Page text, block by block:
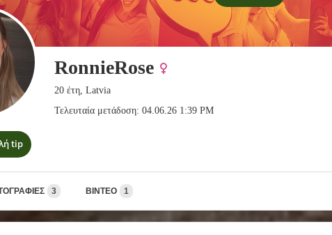
RonnieRose
20 έτη, Latvia
Τελευταία μετάδοση: 04.06.26 1:39 PM
tip
3 ΒΊΝΤΕΟ 1